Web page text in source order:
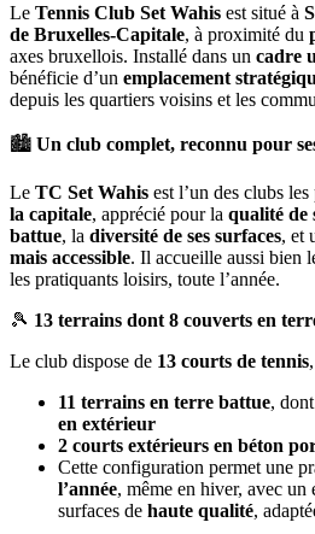
Le Tennis Club Set Wahis est situé à
de Bruxelles-Capitale, à proximité du
axes bruxellois. Installé dans un cadre
bénéficie d’un emplacement
depuis les quartiers voisins et les
🏙 Un club complet, reconnu pour
Le TC Set Wahis est l’un des clubs les
la capitale, apprécié pour la qualité de
battue, la diversité de ses surfaces, et
mais accessible. Il accueille aussi bien
les pratiquants loisirs, toute l’année.
🎾 13 terrains dont 8 couverts en
Le club dispose de 13 courts de tennis
11 terrains en terre battue, dont
en extérieur
2 courts extérieurs en béton
Cette configuration permet une
l’année, même en hiver, avec
surfaces de haute qualité,